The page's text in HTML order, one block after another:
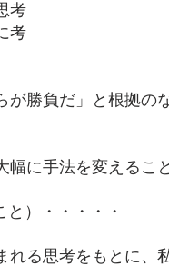
考
考
勝負だ」と根拠の
に手法を変えるこ
）・・・・・
る思考をもとに、